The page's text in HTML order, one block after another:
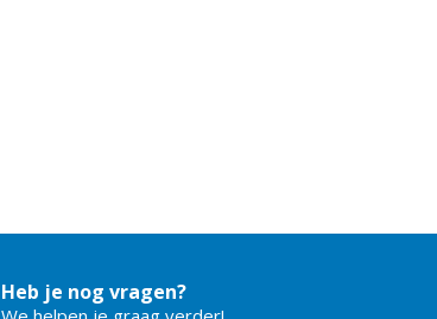
Heb je nog vragen?